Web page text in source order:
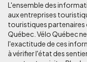
L'ensemble des
aux entreprises
touristiques partenaires
Québec. Vélo Québec
l'exactitude de ces
à vérifier l'état des